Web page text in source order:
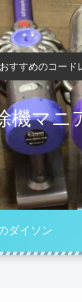
おすすめのコード
機マニ
ダイソン